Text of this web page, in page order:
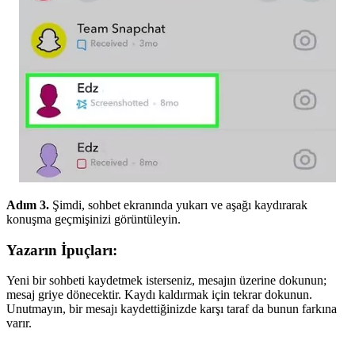
Adım 3. Şimdi, sohbet ekranında yukarı ve aşağı kaydırarak
konuşma geçmişinizi görüntüleyin.
Yazarın İpuçları:
Yeni bir sohbeti kaydetmek isterseniz, mesajın üzerine dokunun;
mesaj griye dönecektir. Kaydı kaldırmak için tekrar dokunun.
Unutmayın, bir mesajı kaydettiğinizde karşı taraf da bunun farkına
varır.